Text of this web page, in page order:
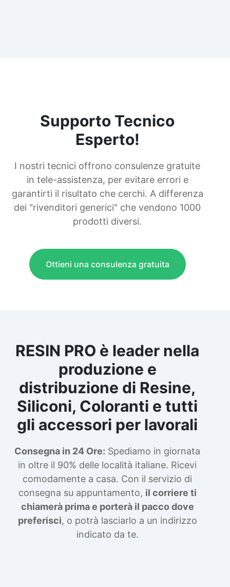
Supporto Tecnico
Esperto!
I nostri tecnici offrono consulenze gratuite
in tele-assistenza, per evitare errori e
garantirti il risultato che cerchi. A differenza
dei "rivenditori generici" che vendono 1000
prodotti diversi.
Ottieni una consulenza gratuita
RESIN PRO è leader nella
produzione e
distribuzione di Resine,
Siliconi, Coloranti e tutti
gli accessori per lavorali
Consegna in 24 Ore: Spediamo in giornata
in oltre il 90% delle località italiane. Ricevi
comodamente a casa. Con il servizio di
consegna su appuntamento, il corriere ti
chiamerà prima e porterà il pacco dove
preferisci, o potrà lasciarlo a un indirizzo
indicato da te.